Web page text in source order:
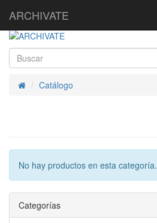
ARCHIVATE
InicioCatálogo
No hay productos en esta categoría.
Categorías